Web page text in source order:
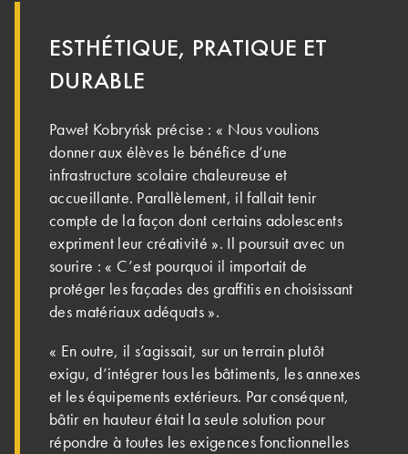
ESTHÉTIQUE, PRATIQUE ET
DURABLE
Paweł Kobryńsk précise : « Nous voulions
donner aux élèves le bénéfice d’une
infrastructure scolaire chaleureuse et
accueillante. Parallèlement, il fallait tenir
compte de la façon dont certains adolescents
expriment leur créativité ». Il poursuit avec un
sourire : « C’est pourquoi il importait de
protéger les façades des graffitis en choisissant
des matériaux adéquats ».
« En outre, il s’agissait, sur un terrain plutôt
exigu, d’intégrer tous les bâtiments, les annexes
et les équipements extérieurs. Par conséquent,
bâtir en hauteur était la seule solution pour
répondre à toutes les exigences fonctionnelles